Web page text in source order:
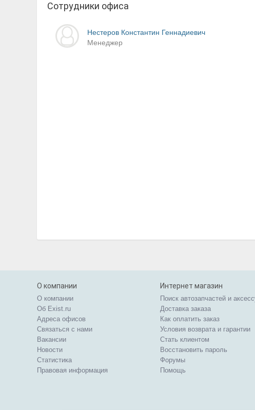
Сотрудники офиса
Нестеров Константин Геннадиевич
Менеджер
О компании
О компании
Об Exist.ru
Адреса офисов
Связаться с нами
Вакансии
Новости
Статистика
Правовая информация
Интернет магазин
Поиск автозапчастей и
Доставка заказа
Как оплатить заказ
Условия возврата и гарантии
Стать клиентом
Восстановить пароль
Форумы
Помощь